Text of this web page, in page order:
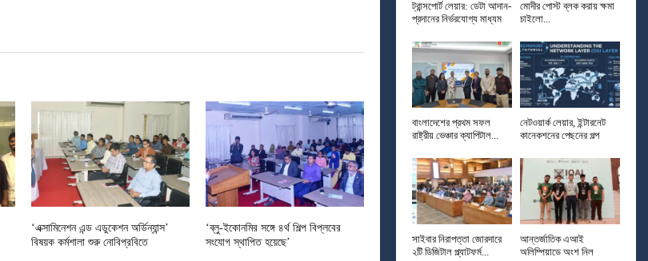
‘এক্সামিনেশন এন্ড এডুকেশন অর্ডিন্যান্স’
বিষয়ক কর্মশালা শুরু নোবিপ্রবিতে
‘ব্লু-ইকোনমির সঙ্গে ৪র্থ শিল্প বিপ্লবের
সংযোগ স্থাপিত হয়েছে’
ট্রান্সপোর্ট লেয়ার: ডেটা আদান-
প্রদানের নির্ভরযোগ্য মাধ্যম
মোদীর পোস্ট ব্লক করায় ক্ষমা
চাইলো...
বাংলাদেশের প্রথম সফল
রাষ্ট্রীয় ভেঞ্চার ক্যাপিটাল...
নেটওয়ার্ক লেয়ার, ইন্টারনেট
কানেকশনের পেছনের গল্প
সাইবার নিরাপত্তা জোরদারে
২টি ডিজিটাল প্ল্যাটফর্ম...
আন্তর্জাতিক এআই
অলিম্পিয়াডে অংশ নিল